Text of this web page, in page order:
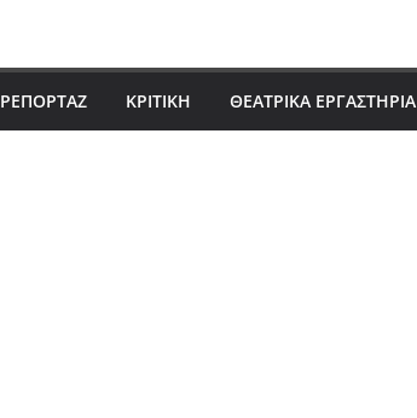
ΡΕΠΟΡΤΆΖ ΚΡΙΤΙΚΗ ΘΕΑΤΡΙΚΑ ΕΡΓΑΣΤΗΡΙΑ